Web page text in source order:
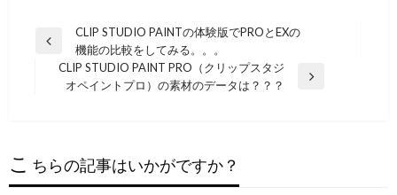
投
ー
シ
CLIP STUDIO PAINTの体験版でPROとEXの
機能の比較をしてみる。。。
CLIP STUDIO PAINT PRO（クリップスタジ
オペイントプロ）の素材のデータは？？？
こ ちらの記事はいかがですか？